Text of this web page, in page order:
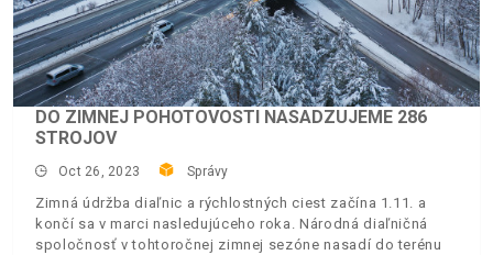
DO ZIMNEJ POHOTOVOSTI NASADZUJEME 286
STROJOV
Oct 26, 2023 Správy
Zimná údržba diaľnic a rýchlostných ciest začína 1.11. a
končí sa v marci nasledujúceho roka. Národná diaľničná
spoločnosť v tohtoročnej zimnej sezóne nasadí do terénu